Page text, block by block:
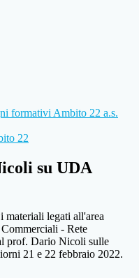
formativi Ambito 22 a.s.
22
su UDA
materiali legati all'area
- Rete
prof. Dario Nicoli sulle
21 e 22 febbraio 2022.